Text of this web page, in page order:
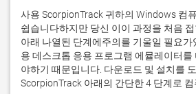
사용 ScorpionTrack 귀하의 Windows 컴
쉽습니다하지만 당신 이이 과정을 처음
아래 나열된 단계에주의를 기울일 필요가
용 데스크톱 응용 프로그램 에뮬레이터를
야하기 때문입니다. 다운로드 및 설치를
ScorpionTrack 아래의 간단한 4 단계로